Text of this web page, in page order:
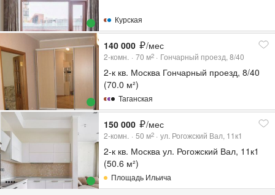
Курская
140 000 /мес
2-комн. 70 м2 Гончарный проезд, 8/40
2-к кв. Москва Гончарный проезд, 8/40
(70.0 м²)
Таганская
150 000 /мес
2-комн. 50 м2 ул. Рогожский Вал, 11к1
2-к кв. Москва ул. Рогожский Вал, 11к1
(50.6 м²)
Площадь Ильича